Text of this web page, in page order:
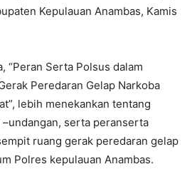
Kepulauan Anambas, Kamis
“Peran Serta Polsus dalam
Peredaran Gelap Narkoba
lebih menekankan tentang
serta peranserta
ruang gerak peredaran gelap
Polres kepulauan Anambas.